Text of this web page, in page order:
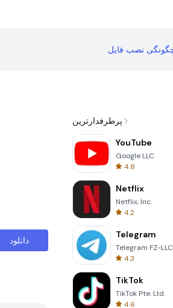
دانلود
پرطرفدارترین
YouTube
Google LLC
4.8
Netflix
Netflix, Inc.
4.2
Telegram
Telegram FZ-LLC
4.3
TikTok
TikTok Pte. Ltd.
4.6